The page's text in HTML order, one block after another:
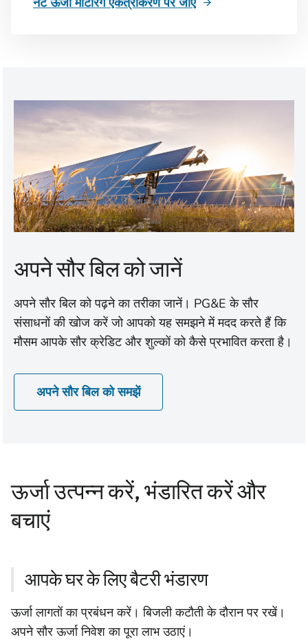
अपने सौर बिल को जानें
अपने सौर बिल को पढ़ने का तरीका जानें। PG&E के सौर
संसाधनों की खोज करें जो आपको यह समझने में मदद करते हैं कि
मौसम आपके सौर क्रेडिट और शुल्कों को कैसे प्रभावित करता है।
अपने सौर बिल को समझें
ऊर्जा उत्पन्न करें, भंडारित करें और
बचाएं
आपके घर के लिए बैटरी भंडारण
ऊर्जा लागतों का प्रबंधन करें। बिजली कटौती के दौरान पर रखें।
अपने सौर ऊर्जा निवेश का पूरा लाभ उठाएं।